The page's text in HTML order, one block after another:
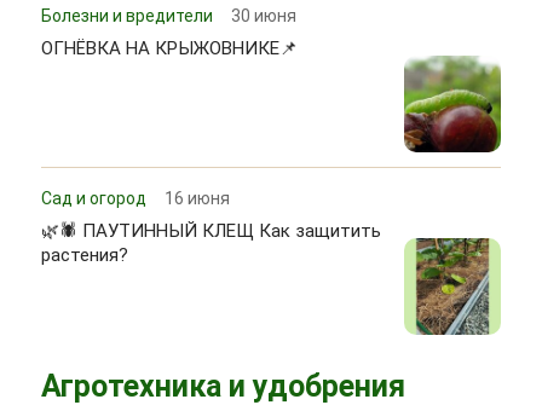
Болезни и вредители 30 июня
ОГНЁВКА НА КРЫЖОВНИКЕ📌
Сад и огород 16 июня
🌿🕷 ПАУТИННЫЙ КЛЕЩ Как защитить
растения?
Агротехника и удобрения